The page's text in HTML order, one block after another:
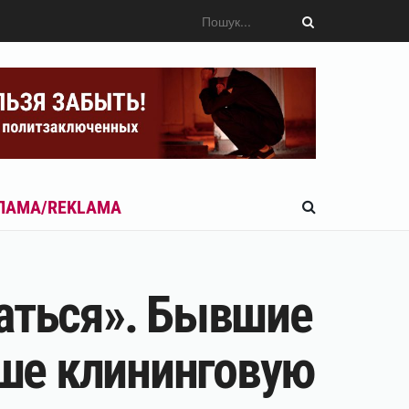
REKLAMA
Бывшие
клининговую